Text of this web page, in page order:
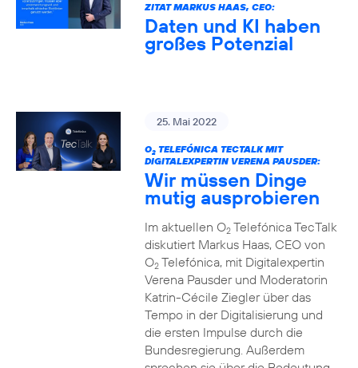
ZITAT MARKUS HAAS, CEO:
Daten und KI haben
großes Potenzial
25. Mai 2022
O2TELEFÓNICA TECTALK MIT
DIGITALEXPERTIN VERENA PAUSDER:
Wir müssen Dinge
mutig ausprobieren
Im aktuellen O2Telefónica TecTalk
diskutiert Markus Haas, CEO von
O2Telefónica, mit Digitalexpertin
Verena Pausder und Moderatorin
Katrin-Cécile Ziegler über das
Tempo in der Digitalisierung und
die ersten Impulse durch die
Bundesregierung. Außerdem